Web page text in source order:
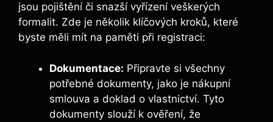
jsou pojištění či snazší vyřízení veškerých
formalit. Zde je několik klíčových kroků, které
byste měli mít na paměti při registraci:
Dokumentace: Připravte si všechny
potřebné dokumenty, jako je nákupní
smlouva a doklad o vlastnictví. Tyto
dokumenty slouží k ověření, že